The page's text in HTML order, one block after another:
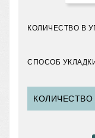
КОЛИЧЕСТВО В
СПОСОБ
КОЛИЧЕСТВО